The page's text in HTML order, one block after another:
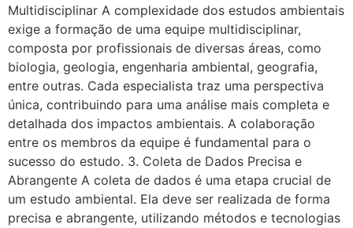
Multidisciplinar A complexidade dos estudos ambientais
exige a formação de uma equipe multidisciplinar,
composta por profissionais de diversas áreas, como
biologia, geologia, engenharia ambiental, geografia,
entre outras. Cada especialista traz uma perspectiva
única, contribuindo para uma análise mais completa e
detalhada dos impactos ambientais. A colaboração
entre os membros da equipe é fundamental para o
sucesso do estudo. 3. Coleta de Dados Precisa e
Abrangente A coleta de dados é uma etapa crucial de
um estudo ambiental. Ela deve ser realizada de forma
precisa e abrangente, utilizando métodos e tecnologias